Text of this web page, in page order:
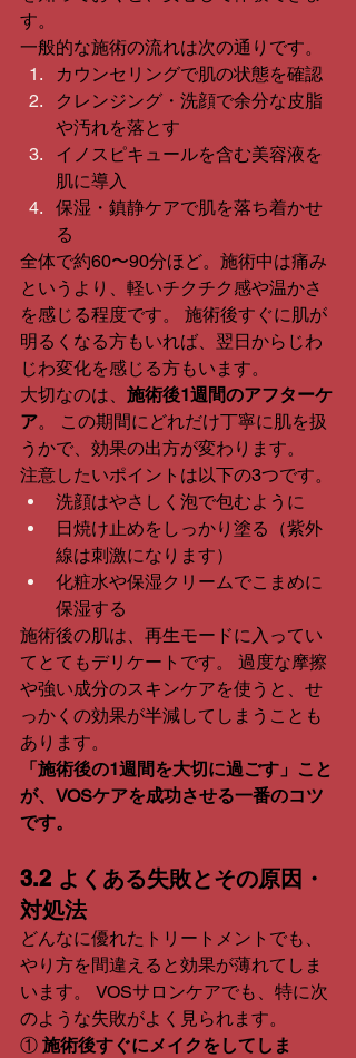
す。
一般的な施術の流れは次の通りです。
カウンセリングで肌の状態を確認
クレンジング・洗顔で余分な皮脂
や汚れを落とす
イノスピキュールを含む美容液を
肌に導入
保湿・鎮静ケアで肌を落ち着かせ
る
全体で約60〜90分ほど。施術中は痛み
というより、軽いチクチク感や温かさ
を感じる程度です。 施術後すぐに肌が
明るくなる方もいれば、翌日からじわ
じわ変化を感じる方もいます。
大切なのは、 施術後1週間のアフターケ
ア。 この期間にどれだけ丁寧に肌を扱
うかで、効果の出方が変わります。
注意したいポイントは以下の3つです。
洗顔はやさしく泡で包むように
日焼け止めをしっかり塗る（紫外
線は刺激になります）
化粧水や保湿クリームでこまめに
保湿する
施術後の肌は、再生モードに入ってい
てとてもデリケートです。 過度な摩擦
や強い成分のスキンケアを使うと、せ
っかくの効果が半減してしまうことも
あります。
「施術後の1週間を大切に過ごす」こと
が、VOSケアを成功させる一番のコツ
です。
3.2 よくある失敗とその原因・
対処法
どんなに優れたトリートメントでも、
やり方を間違えると効果が薄れてしま
います。 VOSサロンケアでも、特に次
のような失敗がよく見られます。
① 施術後すぐにメイクをしてしま